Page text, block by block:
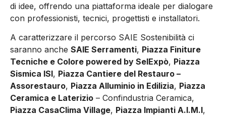
di idee, offrendo una piattaforma ideale per dialogare
con professionisti, tecnici, progettisti e installatori.
A caratterizzare il percorso SAIE Sostenibilità ci
saranno anche SAIE Serramenti, Piazza Finiture
Tecniche e Colore powered by SelExpò, Piazza
Sismica ISI, Piazza Cantiere del Restauro –
Assorestauro, Piazza Alluminio in Edilizia, Piazza
Ceramica e Laterizio – Confindustria Ceramica,
Piazza CasaClima Village, Piazza Impianti A.I.M.I,